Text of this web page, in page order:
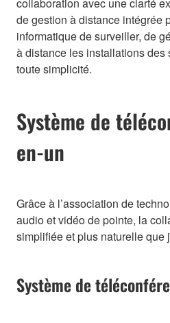
de gestion à distance intégrée
informatique de surveiller, de
à distance les installations des
toute simplicité.
Système de
en-un
Grâce à l’association de
audio et vidéo de pointe, la
simplifiée et plus naturelle que
Système de